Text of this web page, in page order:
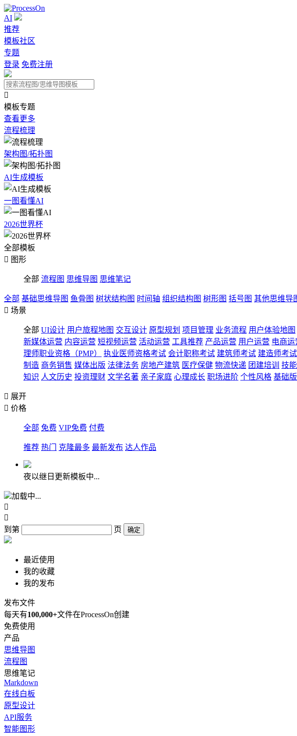
AI
推荐
模板社区
专题
登录 免费注册

模板专题
查看更多
流程梳理
架构图/拓扑图
AI生成模板
一图看懂AI
2026世界杯
全部模板
 图形
全部 流程图 思维导图 思维笔记
全部 基础思维导图 鱼骨图 树状结构图 时间轴 组织结构图 树形图 括号图 其他思维导
 场景
全部 UI设计 用户旅程地图 交互设计 原型规划 项目管理 业务流程 用户体验地图
新媒体运营 内容运营 短视频运营 活动运营 工具推荐 产品运营 用户运营 电商运
理师职业资格（PMP）
执业医师资格考试 会计职称考试 建筑师考试 建造师考试
制造 商务销售 媒体出版 法律法务 房地产建筑 医疗保健 物流快递 团建培训 技
知识 人文历史 投资理财 文学名著 亲子家庭 心理成长 职场进阶 个性风格 基础
 展开
 价格
全部 免费 VIP免费 付费
推荐 热门 克隆最多 最新发布 达人作品
夜以继日更新模板中...
加载中...


到第
页 确定
最近使用
我的收藏
我的发布
发布文件
每天有100,000+文件在ProcessOn创建
免费使用
产品
思维导图
流程图
思维笔记
Markdown
在线白板
原型设计
API服务
智能图形